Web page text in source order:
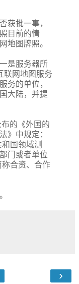
获批一事，
目前的情
地图牌照。
是服务器所
联网地图服务
务的单位，
大陆，并提
的《外国的
》中规定：
国领域测
门或者单位
合资、合作
›